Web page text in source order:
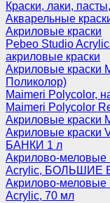
Краски, лаки,
Акварельные
Акриловые краски
Pebeo Studio
акриловые краски
Акриловые краски
Поликолор)
Maimeri Polycolor,
Maimeri Polycolor
Акриловые краски
Акриловые
БАНКИ 1 л
Акрилово-меловые
Acrylic, БОЛЬШИЕ
Акрилово-меловые
Acrylic, 70 мл